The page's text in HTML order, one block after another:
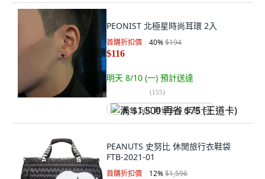
PEONIST 北極星時尚耳環 2入
首購折扣價 40%$194
$116
明天 8/10 (一) 預計送達
(155)
满 $1,500 再省 $75 (王道卡)
PEANUTS 史努比 休閒旅行衣鞋袋
FTB-2021-01
首購折扣價 12%$1,596